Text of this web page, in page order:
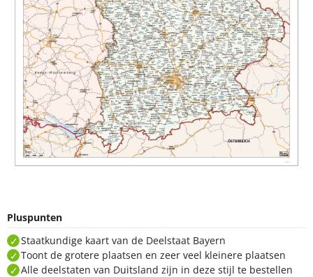
Pluspunten
Staatkundige kaart van de Deelstaat Bayern
Toont de grotere plaatsen en zeer veel kleinere plaatsen
Alle deelstaten van Duitsland zijn in deze stijl te bestellen